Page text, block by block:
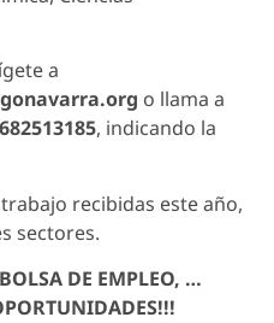
a
o llama a
, indicando la
recibidas este año,
sectores.
DE EMPLEO, …